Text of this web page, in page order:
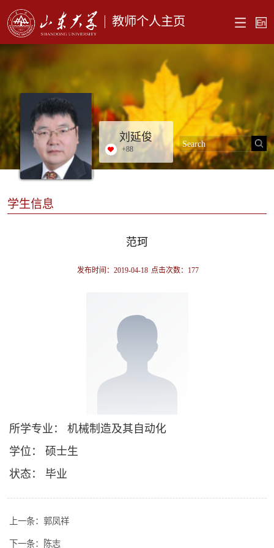
教师个人主页
刘延俊
+88
学生信息
范珂
发布时间：2019-04-18 点击次数： 177
所学专业： 机械制造及其自动化
学位： 硕士生
状态： 毕业
上一条： 郭凤祥
下一条： 陈志